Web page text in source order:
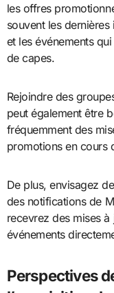
les offres
souvent les
et les événements
de capes.
Rejoindre des
peut également être
fréquemment des
promotions en cours
De plus, envisagez
des notifications de
recevrez des mises
événements
Perspectives